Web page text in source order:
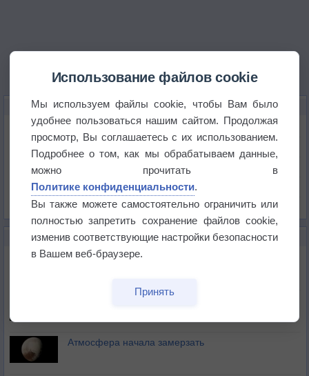
КАРТЫ ПОГОДЫ В САРСЕЛЕ
Температура
Давление
Осадки
Облачность
Список всех карт
НОВОЕ О ПОГОДЕ
Космическая погода влияет на транспорт
Приложение построит маршрут через тень
Атмосфера начала замерзать
Использование файлов cookie
Мы используем файлы cookie, чтобы Вам было
удобнее пользоваться нашим сайтом. Продолжая
просмотр, Вы соглашаетесь с их использованием.
Подробнее о том, как мы обрабатываем данные,
можно прочитать в
Политике конфиденциальности.
Вы также можете самостоятельно ограничить или
полностью запретить сохранение файлов cookie,
изменив соответствующие настройки безопасности
в Вашем веб-браузере.
Принять